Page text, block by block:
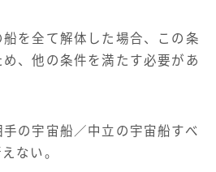
を全て解体した場合、この条
、他の条件を満たす必要があ
の宇宙船／中立の宇宙船すべ
ない。